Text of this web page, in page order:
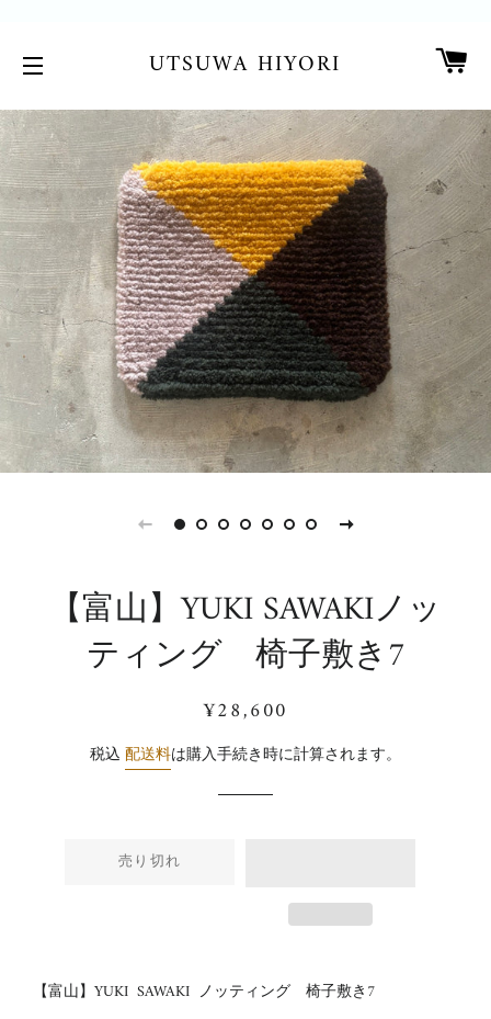
UTSUWA HIYORI
【富山】YUKI SAWAKIノッ
ティング 椅子敷き7
通
価
販
価
¥28,600
税込 配送料は購入手続き時に計算されます。
売り切れ
【富山】YUKI SAWAKI ノッティング 椅子敷き7